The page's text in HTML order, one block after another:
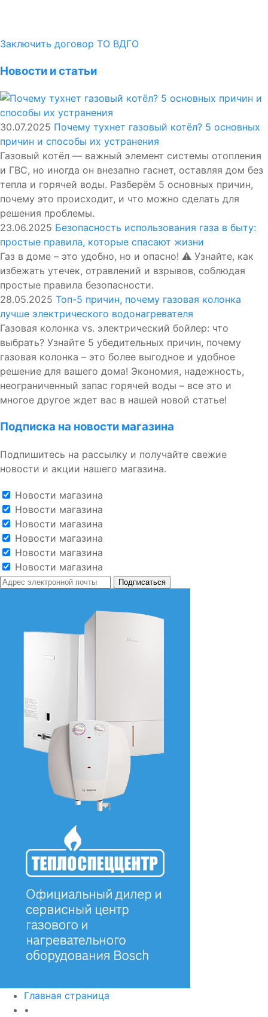
Заключить договор ТО ВДГО
Новости и статьи
30.07.2025 Почему тухнет газовый котёл? 5 основных
причин и способы их устранения
Газовый котёл — важный элемент системы отопления
и ГВС, но иногда он внезапно гаснет, оставляя дом без
тепла и горячей воды. Разберём 5 основных причин,
почему это происходит, и что можно сделать для
решения проблемы.
23.06.2025 Безопасность использования газа в быту:
простые правила, которые спасают жизни
Газ в доме – это удобно, но и опасно! ⚠️ Узнайте, как
избежать утечек, отравлений и взрывов, соблюдая
простые правила безопасности.
28.05.2025 Топ-5 причин, почему газовая колонка
лучше электрического водонагревателя
Газовая колонка vs. электрический бойлер: что
выбрать? Узнайте 5 убедительных причин, почему
газовая колонка – это более выгодное и удобное
решение для вашего дома! Экономия, надежность,
неограниченный запас горячей воды – все это и
многое другое ждет вас в нашей новой статье!
Подписка на новости магазина
Подпишитесь на рассылку и получайте свежие
новости и акции нашего магазина.
Новости магазина
Новости магазина
Новости магазина
Новости магазина
Новости магазина
Новости магазина
Главная страница
•